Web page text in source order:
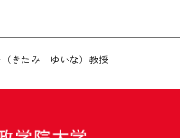
きたみ ゆいな）教授